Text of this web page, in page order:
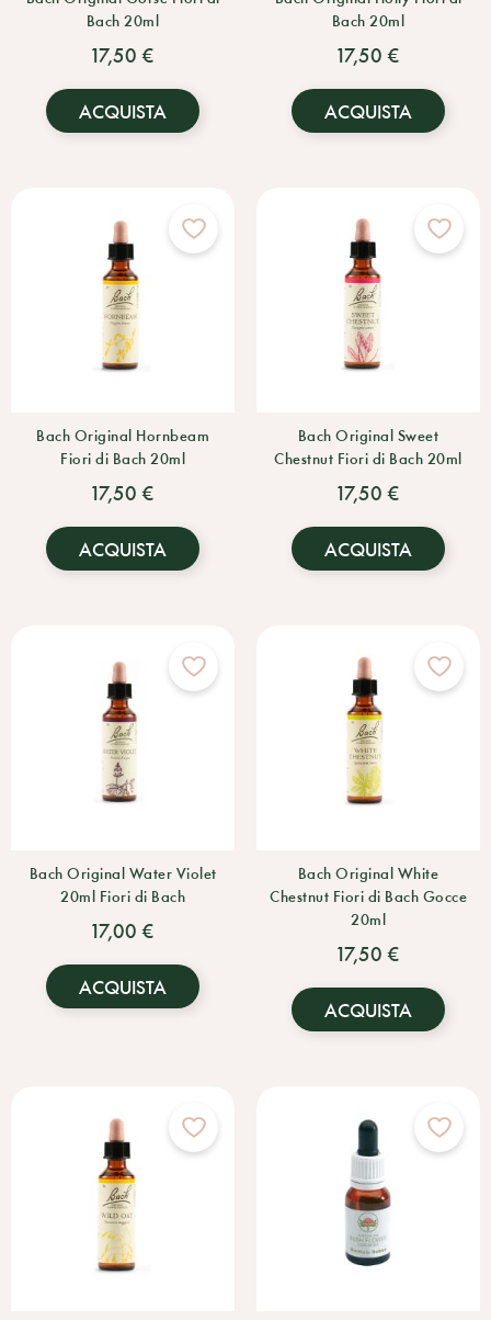
Bach 20ml
17,50 €
ACQUISTA
Bach 20ml
17,50 €
ACQUISTA
Bach Original Hornbeam
Fiori di Bach 20ml
17,50 €
ACQUISTA
Bach Original Sweet
Chestnut Fiori di Bach 20ml
17,50 €
ACQUISTA
Bach Original Water Violet
20ml Fiori di Bach
17,00 €
ACQUISTA
Bach Original White
Chestnut Fiori di Bach Gocce
20ml
17,50 €
ACQUISTA